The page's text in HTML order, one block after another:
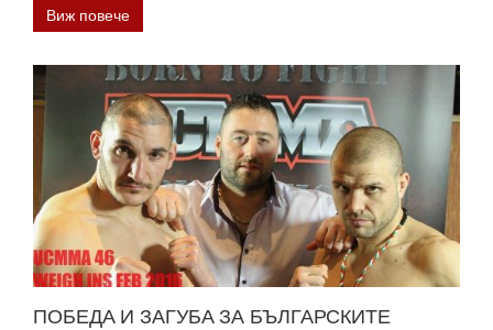
Виж повече
ПОБЕДА И ЗАГУБА ЗА БЪЛГАРСКИТЕ